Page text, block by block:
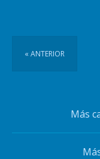
« ANTERIOR
Más